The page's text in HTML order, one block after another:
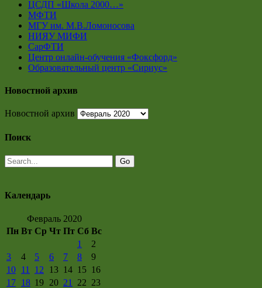
ЦСДП «Школа 2000…»
МФТИ
МГУ им. М.В.Ломоносова
НИЯУ МИФИ
СарФТИ
Центр онлайн-обучения «Фоксфорд»
Образовательный центр «Сириус»
Новостной архив
Новостной архив
Поиск
Календарь
Февраль 2020
Пн Вт Ср Чт Пт Сб Вс
1
2
3
4 5 6 7 8
9
10 11 12 13 14 15 16
17 18 19 20 21 22 23